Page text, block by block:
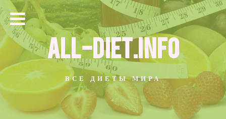
ALL-DIET.INFO
ВСЕ ДИЕТЫ МИРА